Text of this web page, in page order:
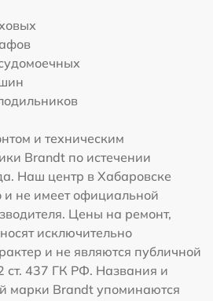
и техническим
Brandt по истечении
Наш центр в Хабаровске
и не имеет официальной
Цены на ремонт,
исключительно
и не являются публичной
ст. 437 ГК РФ. Названия и
марки Brandt упоминаются